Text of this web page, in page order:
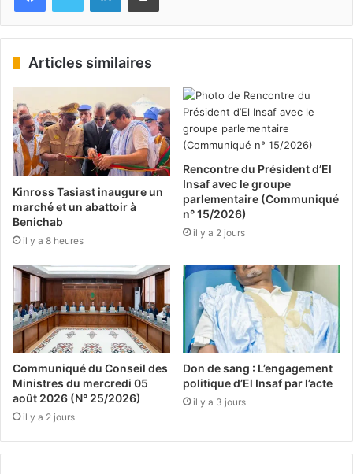
Articles similaires
Kinross Tasiast inaugure un
marché et un abattoir à
Benichab
il y a 8 heures
Rencontre du Président d’El
Insaf avec le groupe
parlementaire (Communiqué
n° 15/2026)
il y a 2 jours
Communiqué du Conseil des
Ministres du mercredi 05
août 2026 (N° 25/2026)
il y a 2 jours
Don de sang : L’engagement
politique d’El Insaf par l’acte
il y a 3 jours